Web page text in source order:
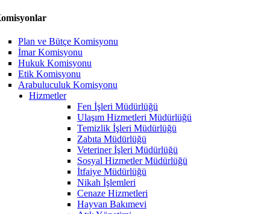
Plan ve Bütçe Komisyonu
İmar Komisyonu
Hukuk Komisyonu
Etik Komisyonu
Arabuluculuk Komisyonu
Hizmetler
Fen İşleri Müdürlüğü
Ulaşım Hizmetleri Müdürlüğü
Temizlik İşleri Müdürlüğü
Zabıta Müdürlüğü
Veteriner İşleri Müdürlüğü
Sosyal Hizmetler Müdürlüğü
İtfaiye Müdürlüğü
Nikah İşlemleri
Cenaze Hizmetleri
Hayvan Bakımevi